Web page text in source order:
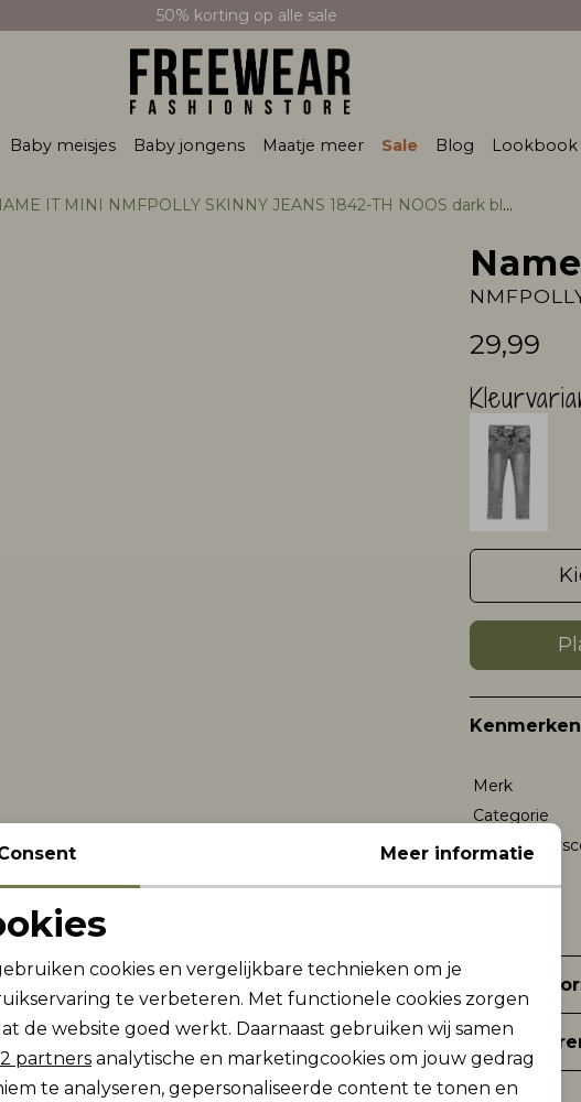
50% korting op alle sale
Baby meisjes Baby jongens Maatje meer Sale Blog Lookbook
IT MINI NMFPOLLY SKINNY JEANS 1842-TH NOOS dark blue denim
29,99
Kenmerken
Merk
Categorie
cookies
cookies Marketing cookies
Meer informatie
cookies en vergelijkbare technieken om je
te verbeteren. Met functionele cookies zorgen
de website goed werkt. Daarnaast gebruiken wij samen
2 partners analytische en marketingcookies om jouw gedrag
te analyseren, gepersonaliseerde content te tonen en